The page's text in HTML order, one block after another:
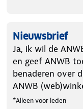
Nieuwsbrief
Ja, ik wil de
en geef ANWB
benaderen over
ANWB
*Alleen voor leden